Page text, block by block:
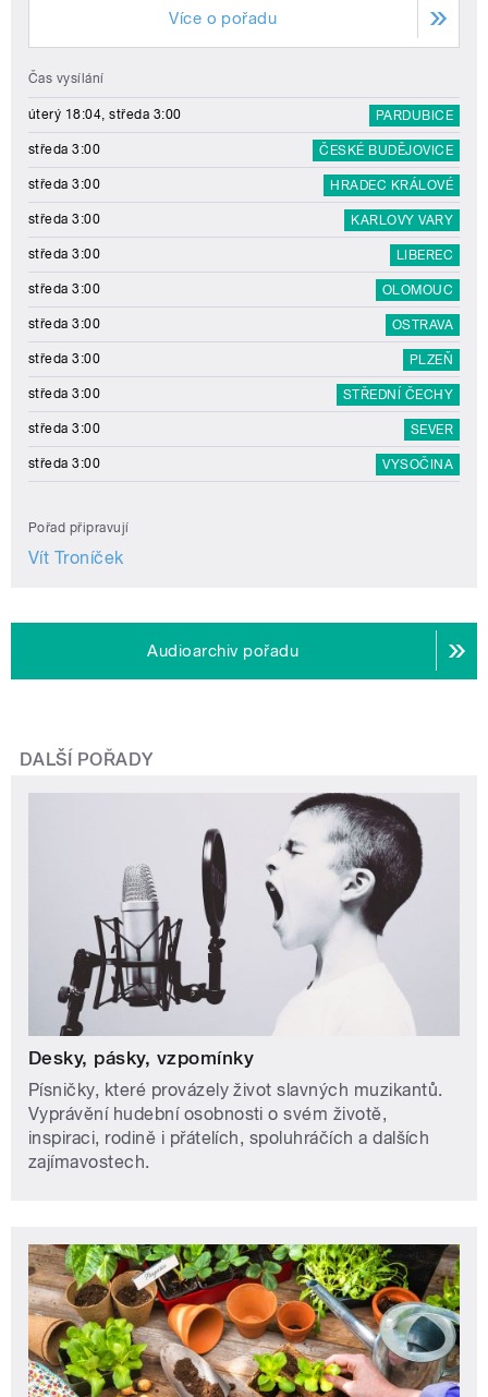
Více o pořadu
Čas vysílání
úterý 18:04, středa 3:00 PARDUBICE
středa 3:00 ČESKÉ BUDĚJOVICE
středa 3:00 HRADEC KRÁLOVÉ
středa 3:00 KARLOVY VARY
středa 3:00 LIBEREC
středa 3:00 OLOMOUC
středa 3:00 OSTRAVA
středa 3:00 PLZEŇ
středa 3:00 STŘEDNÍ ČECHY
středa 3:00 SEVER
středa 3:00 VYSOČINA
Pořad připravují
Vít Troníček
Audioarchiv pořadu
DALŠÍ POŘADY
Desky, pásky, vzpomínky
Písničky, které provázely život slavných muzikantů.
Vyprávění hudební osobnosti o svém životě,
inspiraci, rodině i přátelích, spoluhráčích a dalších
zajímavostech.